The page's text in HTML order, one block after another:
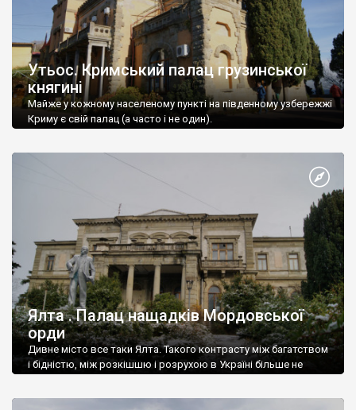
Утьос. Кримський палац грузинської
княгині
Майже у кожному населеному пункті на південному узбережжі
Криму є свій палац (а часто і не один).
Ялта . Палац нащадків Мордовської
орди
Дивне місто все таки Ялта. Такого контрасту між багатством
і бідністю, між розкішшю і розрухою в Україні більше не